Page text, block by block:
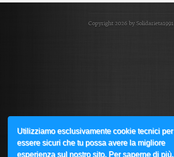
Utilizziamo esclusivamente cookie tecnici per
essere sicuri che tu possa avere la migliore
esperienza sul nostro sito. Per saperne di più,
Copyright 2026 by Solidarieta1991